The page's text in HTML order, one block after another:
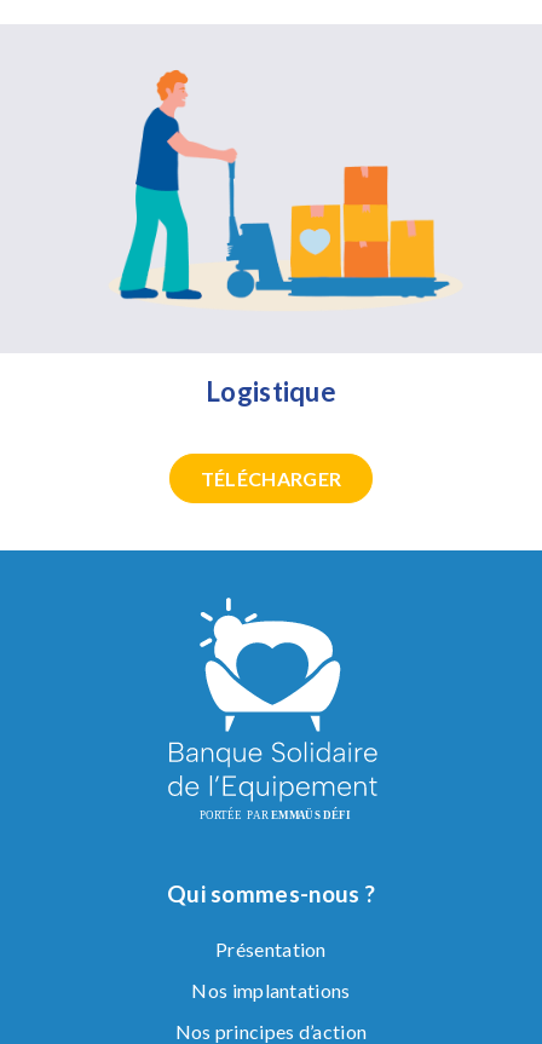
Logistique
TÉLÉCHARGER
Qui sommes-nous ?
Présentation
Nos implantations
Nos principes d’action